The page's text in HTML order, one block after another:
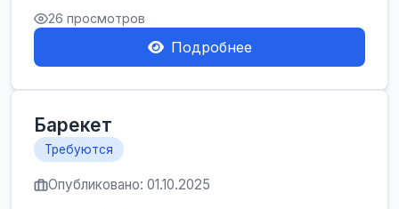
26 просмотров
Подробнее
Барекет
Требуются
Опубликовано: 01.10.2025